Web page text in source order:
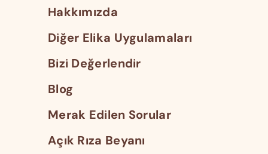
Hakkımızda
Diğer Elika Uygulamaları
Bizi Değerlendir
Blog
Merak Edilen Sorular
Açık Rıza Beyanı